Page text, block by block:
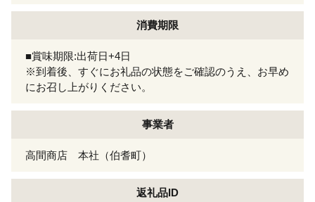
消費期限
■賞味期限:出荷日+4日
※到着後、すぐにお礼品の状態をご確認のうえ、お早め
にお召し上がりください。
事業者
高間商店 本社（伯耆町）
返礼品ID